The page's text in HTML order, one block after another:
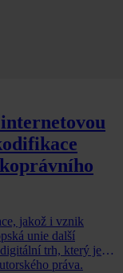
jakož i vznik
unie další
trh, který je
práva.